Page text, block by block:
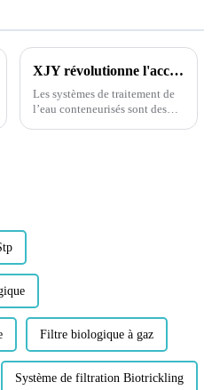
XJY révolutionne l'accès à l'eau : des systèmes de traitement de l'eau portables et conteneurisés de grande capacité pour répondre aux besoins mondiaux en matière de purification.
Les systèmes de traitement de
l’eau conteneurisés sont des
Filtre biologique à gaz
Système de filtration Biotrickling